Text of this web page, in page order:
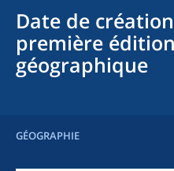
Date de création
première
géographique
GÉOGRAPHIE